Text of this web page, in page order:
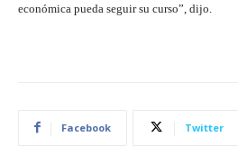
económica pueda seguir su curso”, dijo.
Facebook Twitter